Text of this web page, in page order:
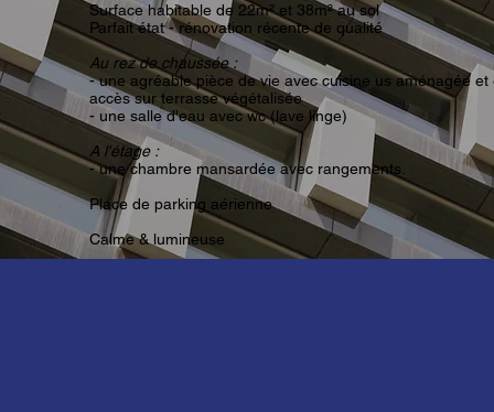
Surface habitable de 22m² et 38m² au sol
Parfait état - rénovation récente de qualité
Au rez de chaussée :
- une agréable pièce de vie avec cuisine us aménagée et
accès sur terrasse végétalisée
- une salle d'eau avec wc (lave linge)
A l'étage :
- une chambre mansardée avec rangements.
Place de parking aérienne
Calme & lumineuse